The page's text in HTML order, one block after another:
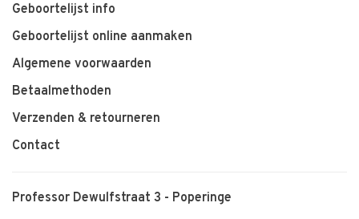
Geboortelijst info
Geboortelijst online aanmaken
Algemene voorwaarden
Betaalmethoden
Verzenden & retourneren
Contact
Professor Dewulfstraat 3 - Poperinge